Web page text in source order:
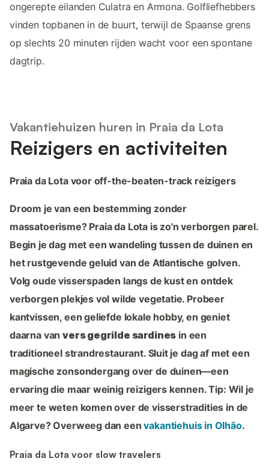
ongerepte eilanden Culatra en Armona. Golfliefhebbers
vinden topbanen in de buurt, terwijl de Spaanse grens
op slechts 20 minuten rijden wacht voor een spontane
dagtrip.
Vakantiehuizen huren in Praia da Lota
Reizigers en activiteiten
Praia da Lota voor off-the-beaten-track reizigers
Droom je van een bestemming zonder
massatoerisme? Praia da Lota is zo'n verborgen parel.
Begin je dag met een wandeling tussen de duinen en
het rustgevende geluid van de Atlantische golven.
Volg oude visserspaden langs de kust en ontdek
verborgen plekjes vol wilde vegetatie. Probeer
kantvissen, een geliefde lokale hobby, en geniet
daarna vanvers gegrilde sardines in een
traditioneel strandrestaurant. Sluit je dag af met een
magische zonsondergang over de duinen—een
ervaring die maar weinig reizigers kennen. Tip: Wil je
meer te weten komen over de visserstradities in de
Algarve? Overweeg dan eenvakantiehuis in Olhão.
Praia da Lota voor slow travelers